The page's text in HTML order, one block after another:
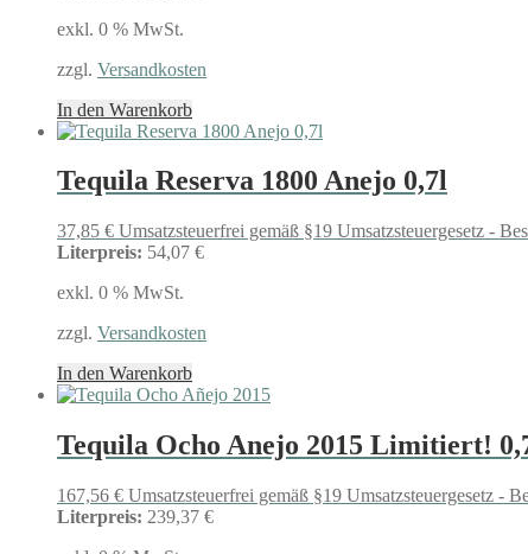
exkl. 0 % MwSt.
zzgl. Versandkosten
In den Warenkorb
Tequila Reserva 1800 Anejo 0,7l
37,85 € Umsatzsteuerfrei gemäß §19 Umsatzsteuergesetz -
Literpreis: 54,07 €
exkl. 0 % MwSt.
zzgl. Versandkosten
In den Warenkorb
Tequila Ocho Anejo 2015 Limitiert!
167,56 € Umsatzsteuerfrei gemäß §19 Umsatzsteuergesetz -
Literpreis: 239,37 €